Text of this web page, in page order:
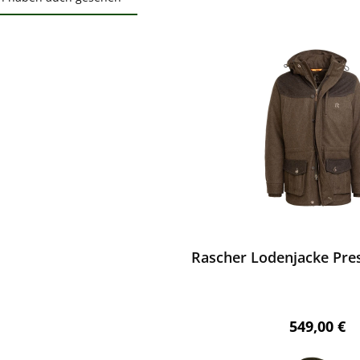
Rascher Lodenjacke
Regulärer
549,00 €